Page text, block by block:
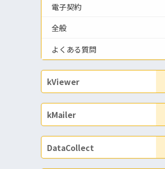
電子契約
全般
よくある質問
kViewer
kMailer
DataCollect